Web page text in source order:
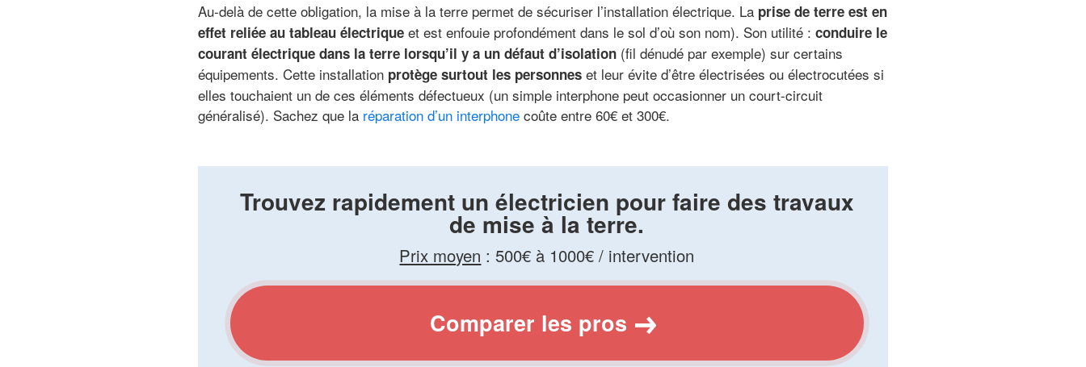
Au-delà de cette obligation, la mise à la terre permet de sécuriser l’installation électrique. La prise de terre est en
effet reliée au tableau électriqueet est enfouie profondément dans le sol d’où son nom). Son utilité : conduire le
courant électrique dans la terre lorsqu’il y a un défaut d’isolation(fil dénudé par exemple) sur certains
équipements. Cette installation protège surtout les personneset leur évite d’être électrisées ou électrocutées si
elles touchaient un de ces éléments défectueux (un simple interphone peut occasionner un court-circuit
généralisé). Sachez que la réparation d’un interphonecoûte entre 60€ et 300€.
Trouvez rapidement un électricien pour faire des travaux
de mise à la terre.
Prix moyen :500€ à 1000€ / intervention
Comparer les pros